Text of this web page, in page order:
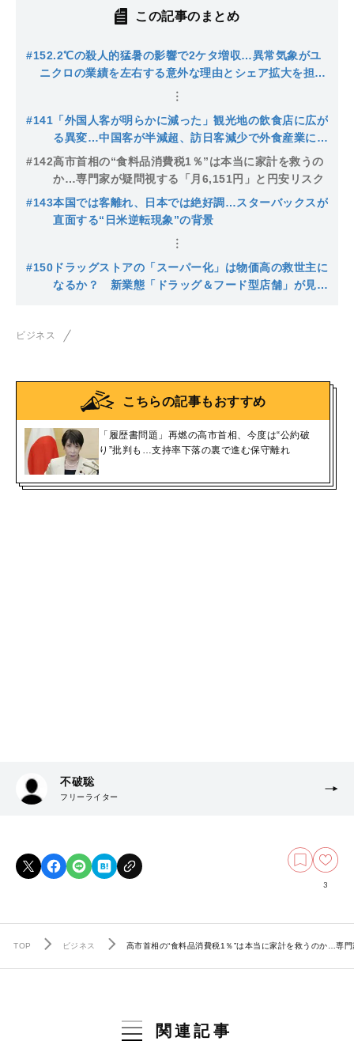
この記事のまとめ
#152.2℃の殺人的猛暑の影響で2ケタ増収…異常気象がユ
ニクロの業績を左右する意外な理由とシェア拡大を担う
#141 「外国人客が明らかに減った」観光地の飲食店に広が
る異変…中国客が半減超、訪日客減少で外食産業に迫
る“空洞化”リスク
#142高市首相の“食料品消費税1％”は本当に家計を救うの
か…専門家が疑問視する「月6,151円」と円安リスク
#143本国では客離れ、日本では絶好調…スターバックスが
直面する“日米逆転現象”の背景
#150 ドラッグストアの「スーパー化」は物価高の救世主に
なるか？ 新業態「ドラッグ＆フード型店舗」が見据
ビジネス
こちらの記事もおすすめ
「履歴書問題」再燃の高市首相、今度は“公約破
り”批判も…支持率下落の裏で進む保守離れ
不破聡
フリーライター
3
TOP ビジネス 高市首相の“食料品消費税1％”は本当に家計を救うのか…専
関連記事